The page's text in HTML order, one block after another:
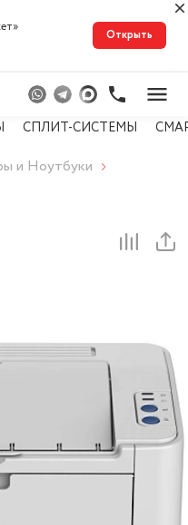
Открыть
СПЛИТ-СИСТЕМЫ
и Ноутбуки